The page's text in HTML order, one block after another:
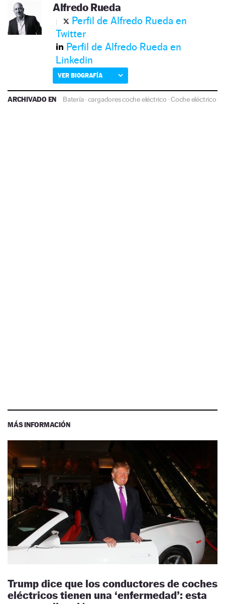
Alfredo Rueda
Perfil de Alfredo Rueda en
Twitter
Perfil de Alfredo Rueda en
Linkedin
VER BIOGRAFÍA
ARCHIVADO EN Batería·cargadores coche eléctrico ·Coche eléctrico
MÁS INFORMACIÓN
Trump dice que los conductores de coches
eléctricos tienen una ‘enfermedad’: esta